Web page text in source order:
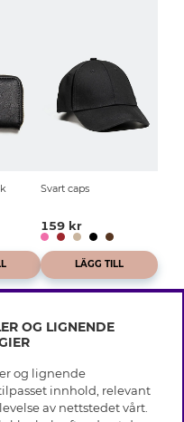
Svart caps
159 kr
LÄGG TILL
OG LIGNENDE
og lignende
innhold, relevant
av nettstedet vårt.